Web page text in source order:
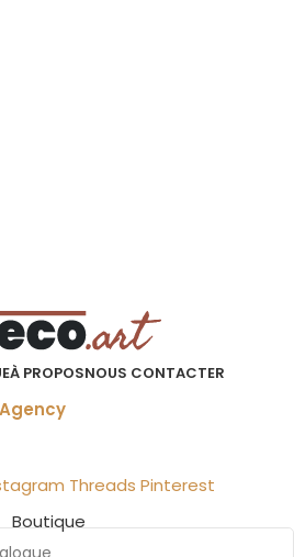
À PROPOSNOUS CONTACTER
Threads Pinterest
Boutique